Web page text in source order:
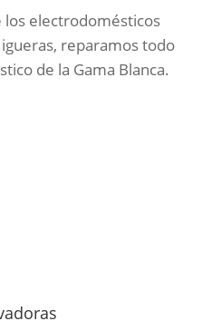
los electrodomésticos
reparamos todo
de la Gama Blanca.